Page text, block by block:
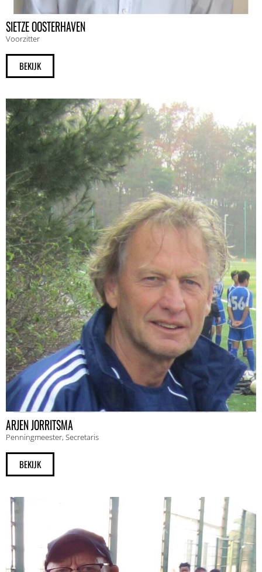
SIETZE OOSTERHAVEN
Voorzitter
BEKIJK
ARJEN JORRITSMA
Penningmeester, Secretaris
BEKIJK